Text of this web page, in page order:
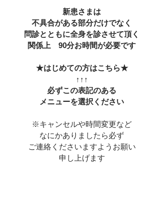
新患さまは
不具合がある部分だけでなく
問診とともに全身を診させて頂く
関係上　90分お時間が必要です
★はじめての方はこちら★
↑↑↑
必ずこの表記のある
メニューを選択ください
※キャンセルや時間変更など
なにかありましたら必ず
ご連絡くださいますようお願い
申し上げます